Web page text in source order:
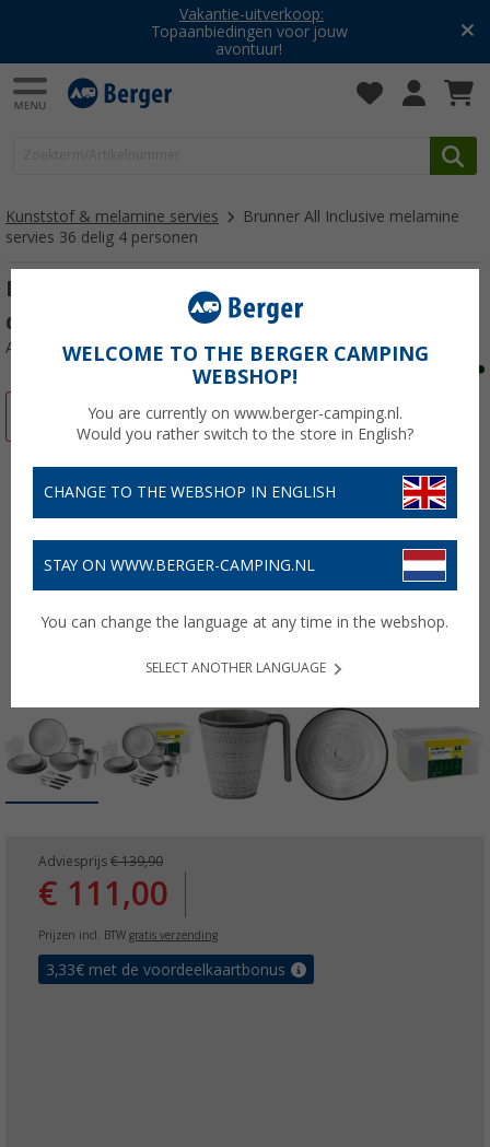
Vakantie-uitverkoop:
Topaanbiedingen voor jouw
avontuur!
Kunststof & melamine servies
Brunner All Inclusive melamine
servies 36 delig 4 personen
Brunner All Inclusive melamine servies 36
delig 4 persoons Tivoli uitvoering
Artikelnr: 628236
Adviesprijs € 139,90
€ 111,00
Prijzen incl. BTW gratis verzending
3,33€ met de voordeelkaartbonus
WELCOME TO THE BERGER CAMPING
WEBSHOP!
You are currently on www.berger-camping.nl.
Would you rather switch to the store in English?
CHANGE TO THE WEBSHOP IN ENGLISH
STAY ON WWW.BERGER-CAMPING.NL
You can change the language at any time in the webshop.
SELECT ANOTHER LANGUAGE